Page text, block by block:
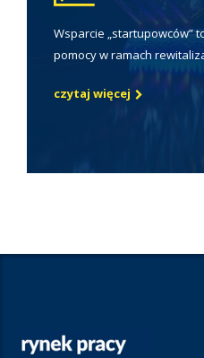
Wsparcie „startupowców”
pomocy w ramach
czytaj więcej